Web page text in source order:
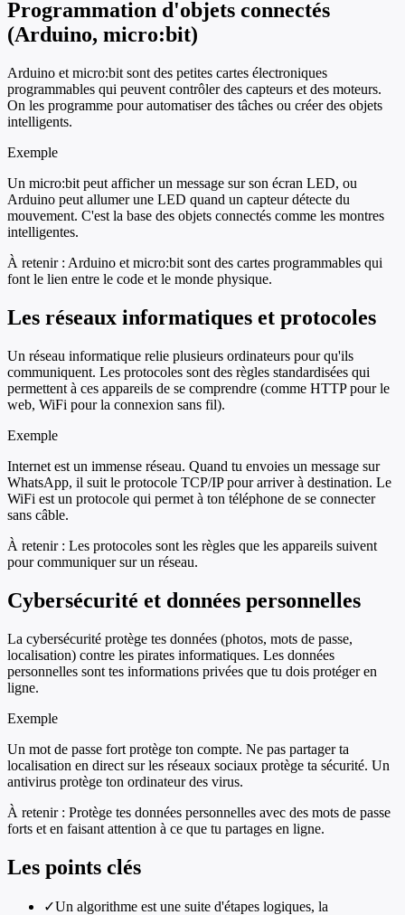
Programmation d'objets connectés
(Arduino, micro:bit)
Arduino et micro:bit sont des petites cartes électroniques
programmables qui peuvent contrôler des capteurs et des moteurs.
On les programme pour automatiser des tâches ou créer des objets
intelligents.
Exemple
Un micro:bit peut afficher un message sur son écran LED, ou
Arduino peut allumer une LED quand un capteur détecte du
mouvement. C'est la base des objets connectés comme les montres
intelligentes.
À retenir : Arduino et micro:bit sont des cartes programmables qui
font le lien entre le code et le monde physique.
Les réseaux informatiques et protocoles
Un réseau informatique relie plusieurs ordinateurs pour qu'ils
communiquent. Les protocoles sont des règles standardisées qui
permettent à ces appareils de se comprendre (comme HTTP pour le
web, WiFi pour la connexion sans fil).
Exemple
Internet est un immense réseau. Quand tu envoies un message sur
WhatsApp, il suit le protocole TCP/IP pour arriver à destination. Le
WiFi est un protocole qui permet à ton téléphone de se connecter
sans câble.
À retenir : Les protocoles sont les règles que les appareils suivent
pour communiquer sur un réseau.
Cybersécurité et données personnelles
La cybersécurité protège tes données (photos, mots de passe,
localisation) contre les pirates informatiques. Les données
personnelles sont tes informations privées que tu dois protéger en
ligne.
Exemple
Un mot de passe fort protège ton compte. Ne pas partager ta
localisation en direct sur les réseaux sociaux protège ta sécurité. Un
antivirus protège ton ordinateur des virus.
À retenir : Protège tes données personnelles avec des mots de passe
forts et en faisant attention à ce que tu partages en ligne.
Les points clés
✓Un algorithme est une suite d'étapes logiques, la